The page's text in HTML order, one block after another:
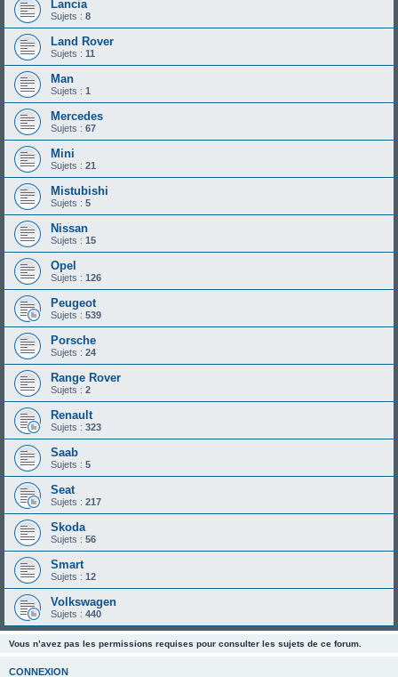
Lancia
Sujets : 8
Land Rover
Sujets : 11
Man
Sujets : 1
Mercedes
Sujets : 67
Mini
Sujets : 21
Mistubishi
Sujets : 5
Nissan
Sujets : 15
Opel
Sujets : 126
Peugeot
Sujets : 539
Porsche
Sujets : 24
Range Rover
Sujets : 2
Renault
Sujets : 323
Saab
Sujets : 5
Seat
Sujets : 217
Skoda
Sujets : 56
Smart
Sujets : 12
Volkswagen
Sujets : 440
Vous n’avez pas les permissions requises pour consulter les sujets de ce forum.
CONNEXION